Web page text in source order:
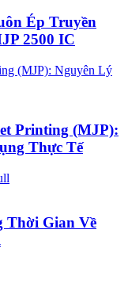
Ép Truyền
2500 IC
Printing (MJP):
Thực Tế
Thời Gian Về